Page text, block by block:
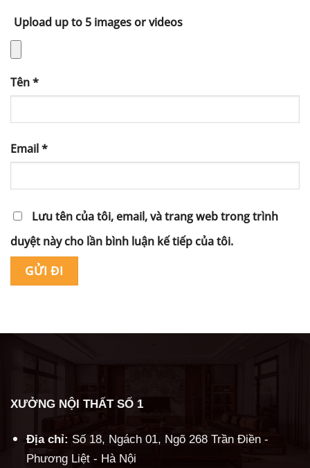
Upload up to 5 images or videos
Tên*
Email*
Lưu tên của tôi, email, và trang web trong trình
duyệt này cho lần bình luận kế tiếp của tôi.
XƯỞNG NỘI THẤT SỐ 1
Địa chỉ: Số 18, Ngách 01, Ngõ 268 Trần Điền -
Phương Liệt - Hà Nội